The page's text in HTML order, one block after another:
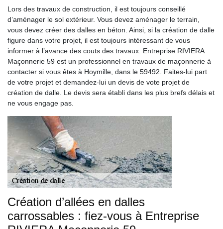
Lors des travaux de construction, il est toujours conseillé
d’aménager le sol extérieur. Vous devez aménager le terrain,
vous devez créer des dalles en béton. Ainsi, si la création de dalle
figure dans votre projet, il est toujours intéressant de vous
informer à l’avance des couts des travaux. Entreprise RIVIERA
Maçonnerie 59 est un professionnel en travaux de maçonnerie à
contacter si vous êtes à Hoymille, dans le 59492. Faites-lui part
de votre projet et demandez-lui un devis de vote projet de
création de dalle. Le devis sera établi dans les plus brefs délais et
ne vous engage pas.
Création d’allées en dalles
carrossables : fiez-vous à Entreprise